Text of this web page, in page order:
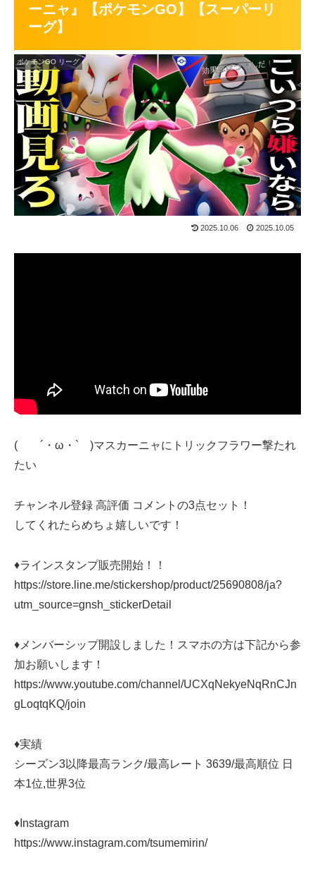
ーニャ』【ポケモンGO】【スーパーリ
ーグ】
ポケモンGO リーグ
2025.10.06 2025.10.05
( ´・ω・` )マスカーニャにトリックフラワー撃たれ
たい
チャンネル登録 高評価 コメントの3点セット！
してくれたらめちょ嬉しいです！
♦ラインスタンプ販売開始！！
https://store.line.me/stickershop/product/25690808/ja?
utm_source=gnsh_stickerDetail
♦メンバーシップ開設しました！スマホの方は下記から参
加お願いします！
https://www.youtube.com/channel/UCXqNekyeNqRnCJn
gLoqtqKQ/join
♦実績
シーズン3以降最高ランク/最高レート 3639/最高順位 日
本1位,世界3位
♦Instagram
https://www.instagram.com/tsumemirin/